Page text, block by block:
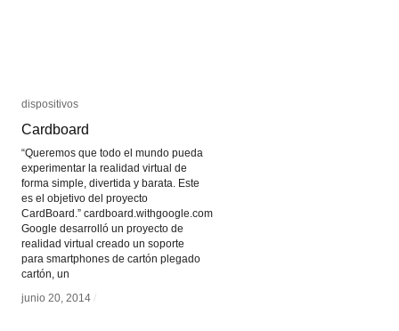
dispositivos
Cardboard
“Queremos que todo el mundo pueda
experimentar la realidad virtual de
forma simple, divertida y barata. Este
es el objetivo del proyecto
CardBoard.” cardboard.withgoogle.com
Google desarrolló un proyecto de
realidad virtual creado un soporte
para smartphones de cartón plegado
cartón, un
junio 20, 2014 /
dispositivos
Cardboard
junio 20, 2014 /